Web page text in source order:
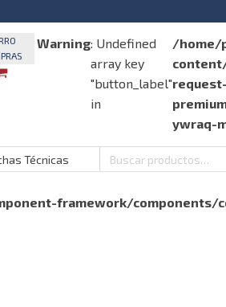
Warning: Undefined
array key
"button_label"
in
/home/
ywraq-
Técnicas
Buscar
framework/components/